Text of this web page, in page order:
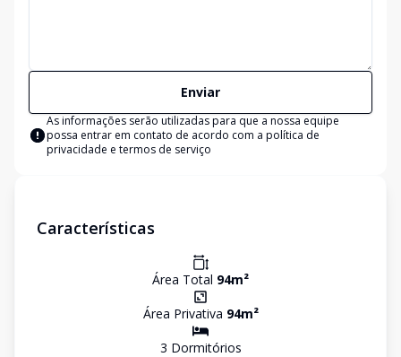
Enviar
As informações serão utilizadas para que a nossa equipe
possa entrar em contato de acordo com a política de
privacidade e termos de serviço
Características
Área Total 94m²
Área Privativa 94m²
3 Dormitórios